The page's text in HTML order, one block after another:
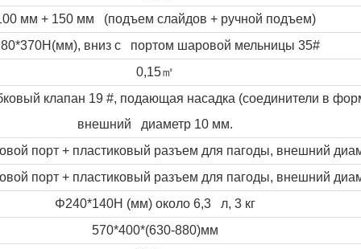
мм + 150 мм (подъем слайдов + ручной подъем)
80*370H (мм), вниз с портом шаровой мельницы 35#
0,15㎡
клапан 19 #, подающая насадка (соединители в
внешний диаметр 10 мм.
порт + пластиковый разъем для пагоды, внешний
порт + пластиковый разъем для пагоды, внешний
Φ240*140H (мм) около 6,3 л, 3 кг
570*400*(630-880)мм